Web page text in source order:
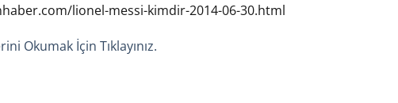
lionel-messi-kimdir-2014-06-30.html
Okumak İçin Tıklayınız.